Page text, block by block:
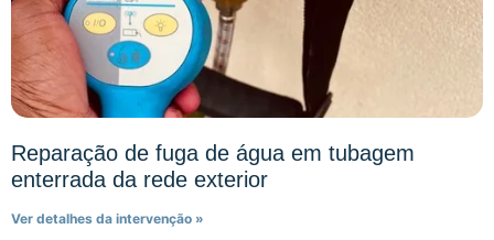
Reparação de fuga de água em tubagem
enterrada da rede exterior
Ver detalhes da intervenção »